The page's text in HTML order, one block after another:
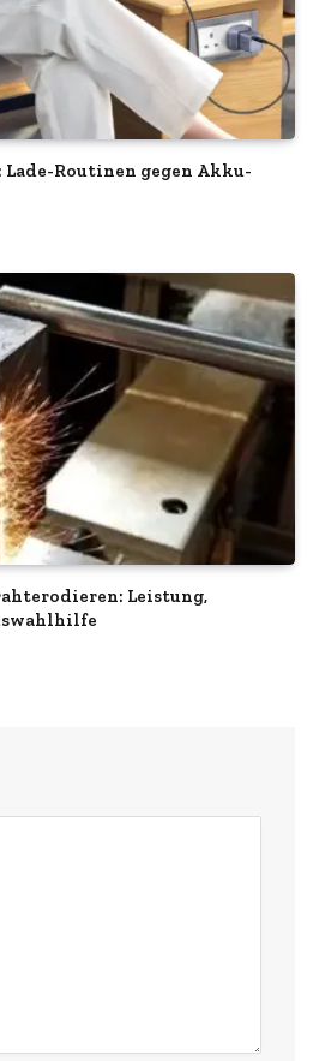
Lade-Routinen gegen Akku-
Leistung,